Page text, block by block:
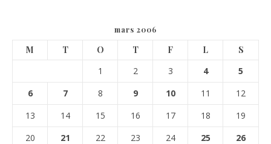
mars 2006
M T O T F L
S
1
2 3 4
5
6
7 8 9 10 11
12
13
14 15 16 17 18
19
20
21 22 23 24 25
26